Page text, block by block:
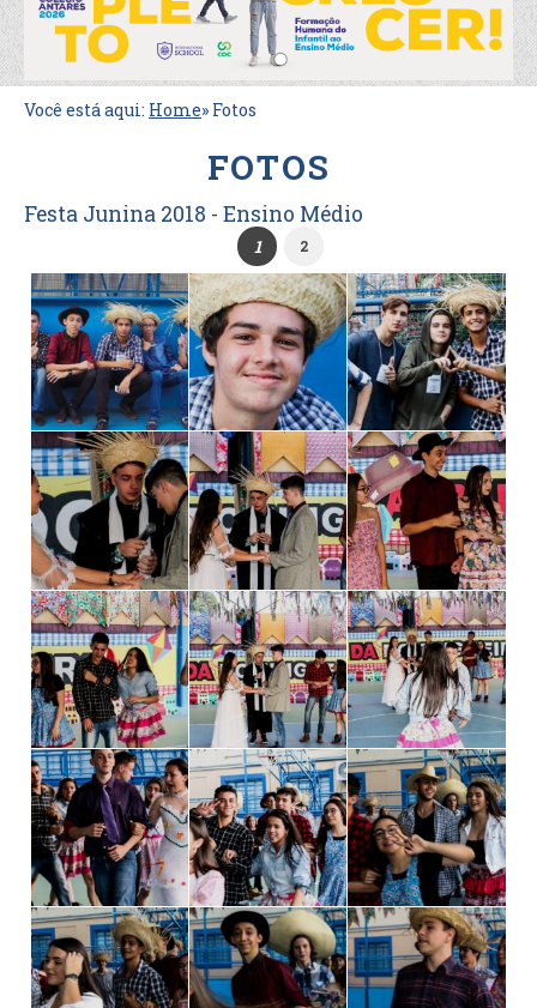
Você está aqui: Home» Fotos
FOTOS
Festa Junina 2018 - Ensino Médio
1 2